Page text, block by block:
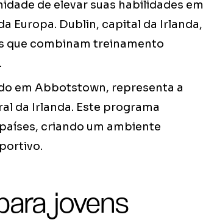
de elevar suas habilidades em
Europa. Dublin, capital da Irlanda,
que combinam treinamento
em Abbotstown, representa a
da Irlanda. Este programa
criando um ambiente
jovens